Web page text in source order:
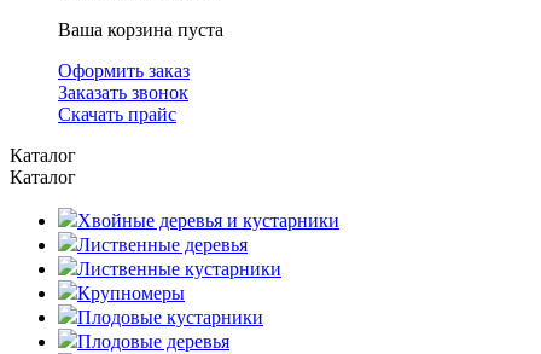
Ваша корзина пуста
Оформить заказ
Заказать звонок
Скачать прайс
Каталог
Каталог
Хвойные деревья и кустарники
Лиственные деревья
Лиственные кустарники
Крупномеры
Плодовые кустарники
Плодовые деревья